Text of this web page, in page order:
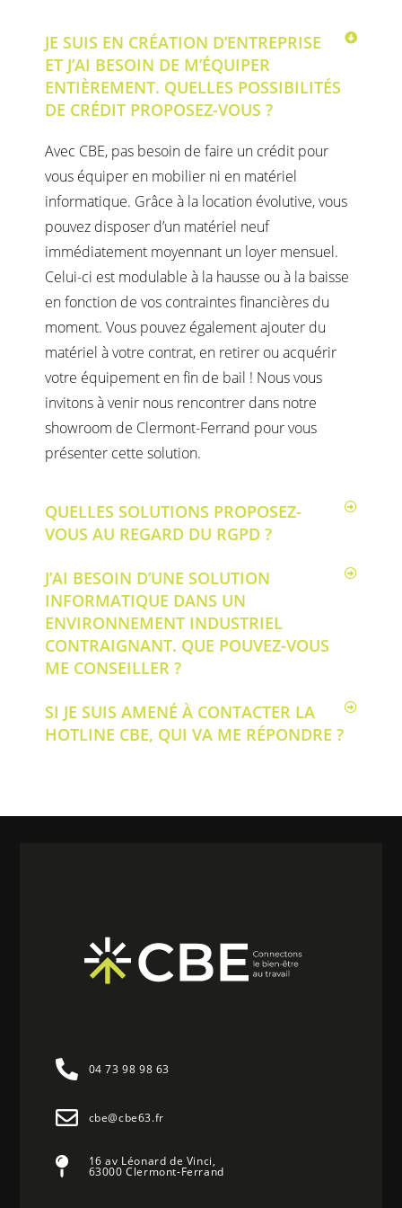
JE SUIS EN CRÉATION D’ENTREPRISE
ET J’AI BESOIN DE M’ÉQUIPER
ENTIÈREMENT. QUELLES POSSIBILITÉS
DE CRÉDIT PROPOSEZ-VOUS ?
Avec CBE, pas besoin de faire un crédit pour
vous équiper en mobilier ni en matériel
informatique. Grâce à la location évolutive, vous
pouvez disposer d’un matériel neuf
immédiatement moyennant un loyer mensuel.
Celui-ci est modulable à la hausse ou à la baisse
en fonction de vos contraintes financières du
moment. Vous pouvez également ajouter du
matériel à votre contrat, en retirer ou acquérir
votre équipement en fin de bail ! Nous vous
invitons à venir nous rencontrer dans notre
showroom de Clermont-Ferrand pour vous
présenter cette solution.
QUELLES SOLUTIONS PROPOSEZ-
VOUS AU REGARD DU RGPD ?
J’AI BESOIN D’UNE SOLUTION
INFORMATIQUE DANS UN
ENVIRONNEMENT INDUSTRIEL
CONTRAIGNANT. QUE POUVEZ-VOUS
ME CONSEILLER ?
SI JE SUIS AMENÉ À CONTACTER LA
HOTLINE CBE, QUI VA ME RÉPONDRE ?
04 73 98 98 63
cbe@cbe63.fr
16 av Léonard de Vinci,
63000 Clermont-Ferrand